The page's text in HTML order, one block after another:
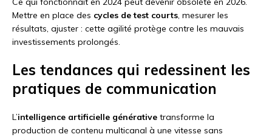
Mettre en place des cycles de test courts, mesurer les
résultats, ajuster : cette agilité protège contre les mauvais
investissements prolongés.
Les tendances qui redessinent les
pratiques de communication
L’intelligence artificielle générative transforme la
production de contenu multicanal à une vitesse sans